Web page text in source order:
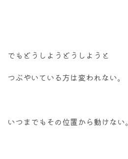
でもどうしようどうしようと
つぶやいている方は変われない。
いつまでもその位置から動けない。